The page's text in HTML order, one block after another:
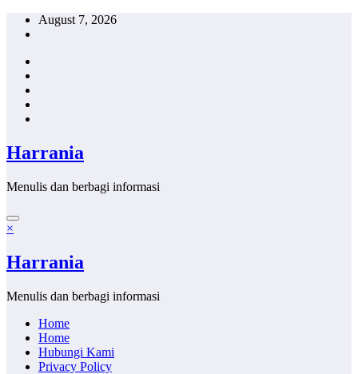
Skip
August 7, 2026
Harrania
Menulis dan berbagi informasi
×
Harrania
Menulis dan berbagi informasi
Home
Home
Hubungi Kami
Privacy Policy